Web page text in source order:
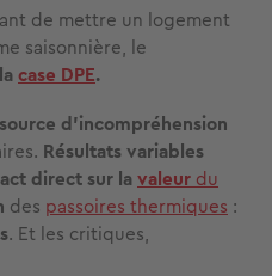
de mettre un logement
saisonnière, le
case DPE.
source d’incompréhension
Résultats variables
direct sur lavaleur du
des passoires thermiques :
. Et les critiques,